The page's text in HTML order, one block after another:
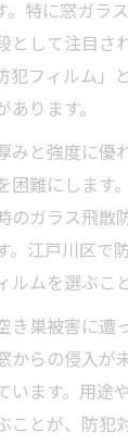
生活を窓ガ
効果が高い窓
フィルムで光
熱タイプの窓
実現するフィ
高い窓ガラス
別窓ガラス
。特に窓ガラ
として注目さ
犯フィルム」
ります。
みと強度に優
困難にします
のガラス飛散
。江戸川区で
ムを選ぶこ
き巣被害に遭
からの侵入が
います。用途
ことが、防犯